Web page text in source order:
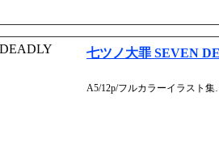
七ツノ大罪 SEVEN
A5/12p/フルカラーイラスト